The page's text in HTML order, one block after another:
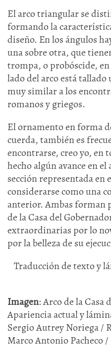
El arco triangular se
formando la
diseño. En los ángulos
una sobre otra, que
trompa, o probóscide,
lado del arco está
muy similar a los
romanos y griegos.
El ornamento en forma
cuerda, también es
encontrarse, creo yo, en
hecho algún avance en
sección representada en
considerarse como una
anterior. Ambas forman
de la Casa del
extraordinarias por lo
por la belleza de su
Traducción de texto y
Imagen: Arco de la Casa
Apariencia actual y
Sergio Autrey Noriega /
Marco Antonio Pacheco /